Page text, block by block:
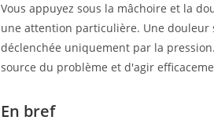
Vous appuyez sous la mâchoire et la
une attention particulière. Une douleur
déclenchée uniquement par la
source du problème et d'agir
En bref